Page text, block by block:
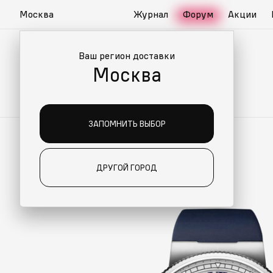
Москва
Ваш регион доставки
Москва
ЗАПОМНИТЬ ВЫБОР
ДРУГОЙ ГОРОД
Журнал Форум Акции
ДЛЯ ВАС